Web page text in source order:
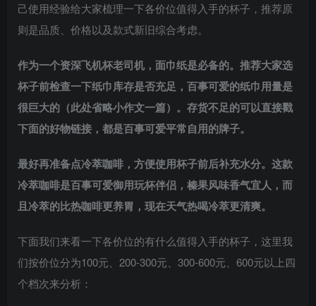
己使用经验给大家梳理一下各价位值得入手的杯子，推荐原
则是品质、价格以及款式新旧综合考虑。
作为一个资深飞机杯老司机，面巾纸是必备的。推荐大家选
杯子前检查一下纸巾库存是否充足，百事可爱的纸巾用量是
很巨大的（此处省略小作文一篇）。存货不足的可以直接戳
下面的好物链接，都是百事可爱平常自用的牌子。
最好再准备点冷萃咖啡，方便使用杯子前后补充水分。这款
冷萃咖啡是百事可爱御用玩杯伴侣，榛果风味香气宜人，而
且冷萃的比热咖啡更养胃，现在天气热喝冷萃更清爽。
下面我们来看一下各价位的有什么值得入手的杯子，这里我
们按价位分为100元、200-300元、300-600元、600元以上四
个档次来分析：